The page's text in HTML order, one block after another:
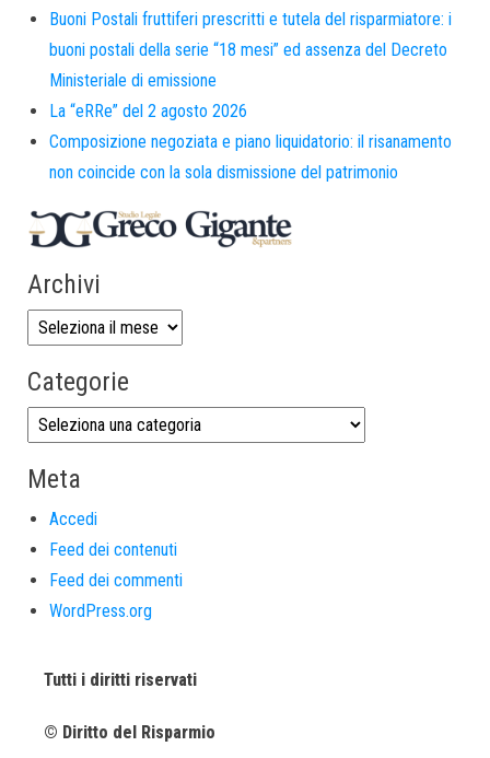
Buoni Postali fruttiferi prescritti e tutela del risparmiatore: i
buoni postali della serie “18 mesi” ed assenza del Decreto
Ministeriale di emissione
La “eRRe” del 2 agosto 2026
Composizione negoziata e piano liquidatorio: il risanamento
non coincide con la sola dismissione del patrimonio
Archivi
Categorie
Meta
Accedi
Feed dei contenuti
Feed dei commenti
WordPress.org
Tutti i diritti riservati
© Diritto del Risparmio